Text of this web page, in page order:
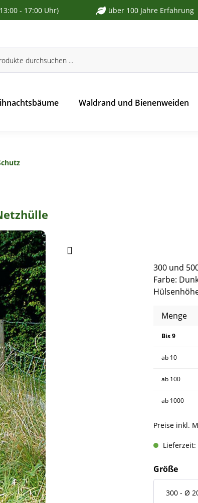
- 17:00 Uhr) über 100 Jahre Erfahrung
Waldrand und Bienenweiden
300 und
Farbe:
Menge
Bis9
ab 10
ab 100
ab 1000
Preise inkl.
Lieferzeit:
Größe